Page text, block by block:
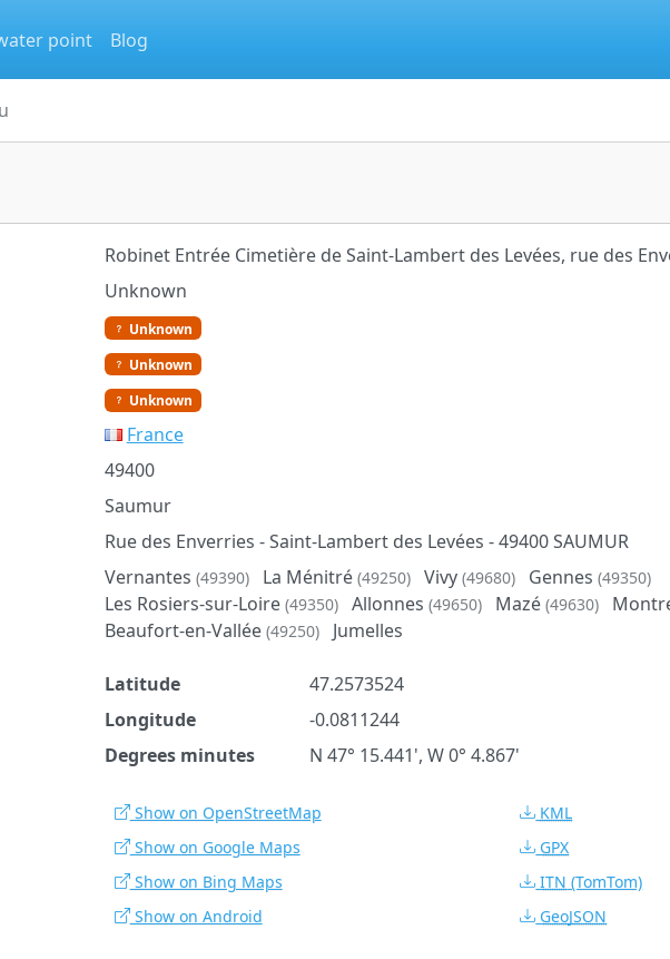
point Blog
Robinet Entrée Cimetière de Saint-Lambert des Levées, rue des
Unknown
Unknown
Unknown
Unknown
France
49400
Saumur
Rue des Enverries - Saint-Lambert des Levées - 49400 SAUMUR
Vernantes (49390) La Ménitré (49250) Vivy (49680) Gennes (49350)
Les Rosiers-sur-Loire (49350) Allonnes (49650) Mazé (49630)
Beaufort-en-Vallée (49250) Jumelles
Latitude
47.2573524
Longitude
-0.0811244
Degrees minutes
N 47° 15.441', W 0° 4.867'
Show on OpenStreetMap
Show on Google Maps
Show on Bing Maps
Show on Android
KML
GPX
ITN (TomTom)
GeoJSON